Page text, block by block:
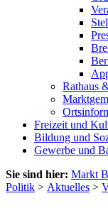
Rathaus
Freizeit und
Bildung und
Gewerbe und
Sie sind hier: Markt
Politik > Aktuelles >